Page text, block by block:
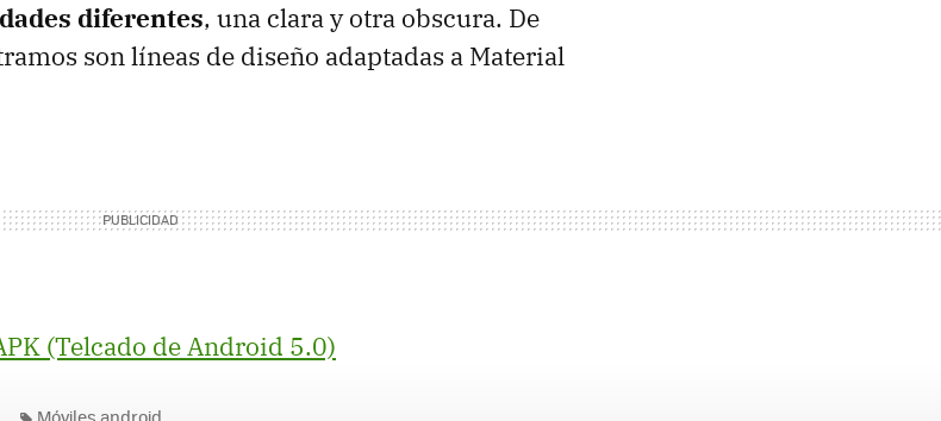
diferentes, una clara y otra obscura. De
son líneas de diseño adaptadas a Material
(Telcado de Android 5.0)
Móviles android